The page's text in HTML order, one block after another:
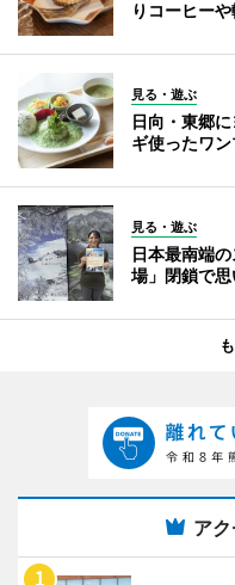
りコーヒー
見る・遊ぶ
日向・東郷
ギ使ったワ
見る・遊ぶ
日本最南端
場」閉鎖で
ア